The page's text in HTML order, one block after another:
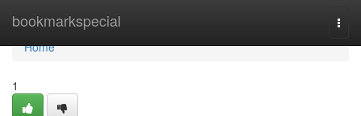
bookmarkspecial
Home
Home
1